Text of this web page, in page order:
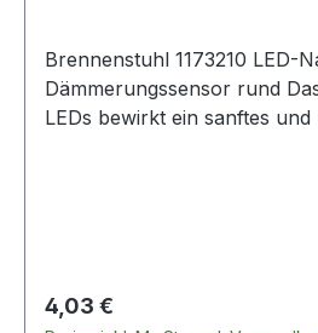
Brennenstuhl 1173210 LED-
Dämmerungssensor rund Das Nachtlicht mit 2
LEDs bewirkt ein sanftes
Sicherheit in dunklen
Schlafzimmer Lieferumfang: 1 x Brennenstuhl
Regulärer Preis:
4,03 €